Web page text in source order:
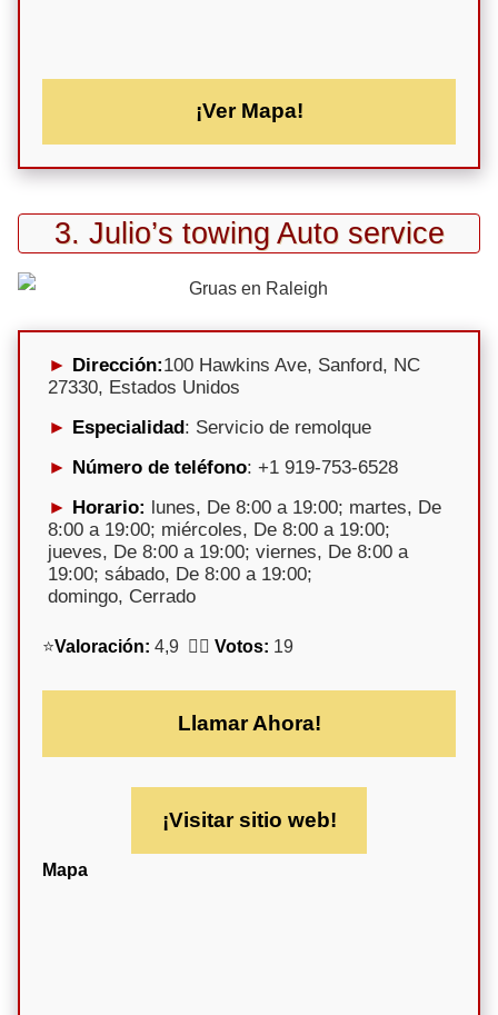
¡Ver Mapa!
3. Julio’s towing Auto service
Dirección:100 Hawkins Ave, Sanford, NC
27330, Estados Unidos
Especialidad : Servicio de remolque
Número de teléfono: +1 919-753-6528
Horario:
lunes, De 8:00 a 19:00; martes, De
8:00 a 19:00; miércoles, De 8:00 a 19:00;
jueves, De 8:00 a 19:00; viernes, De 8:00 a
19:00; sábado, De 8:00 a 19:00;
domingo, Cerrado
⭐Valoración: 4,9 🕵️‍♀️ Votos: 19
Llamar Ahora!
¡Visitar sitio web!
Mapa